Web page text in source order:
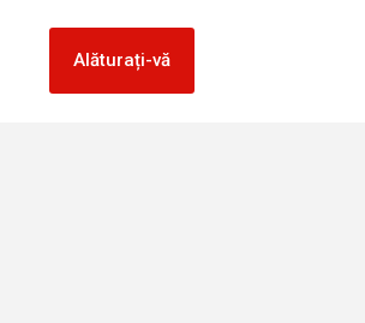
Alăturați-vă